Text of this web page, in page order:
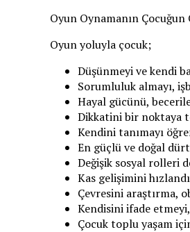
Oyun Oynamanın
Oyun yoluyla çocuk;
Düşünmeyi ve kendi
Sorumluluk almayı,
Hayal gücünü,
Dikkatini bir noktaya
Kendini tanımayı
En güçlü ve doğal
Değişik sosyal rolleri
Kas gelişimini
Çevresini araştırma,
Kendisini ifade
Çocuk toplu yaşam